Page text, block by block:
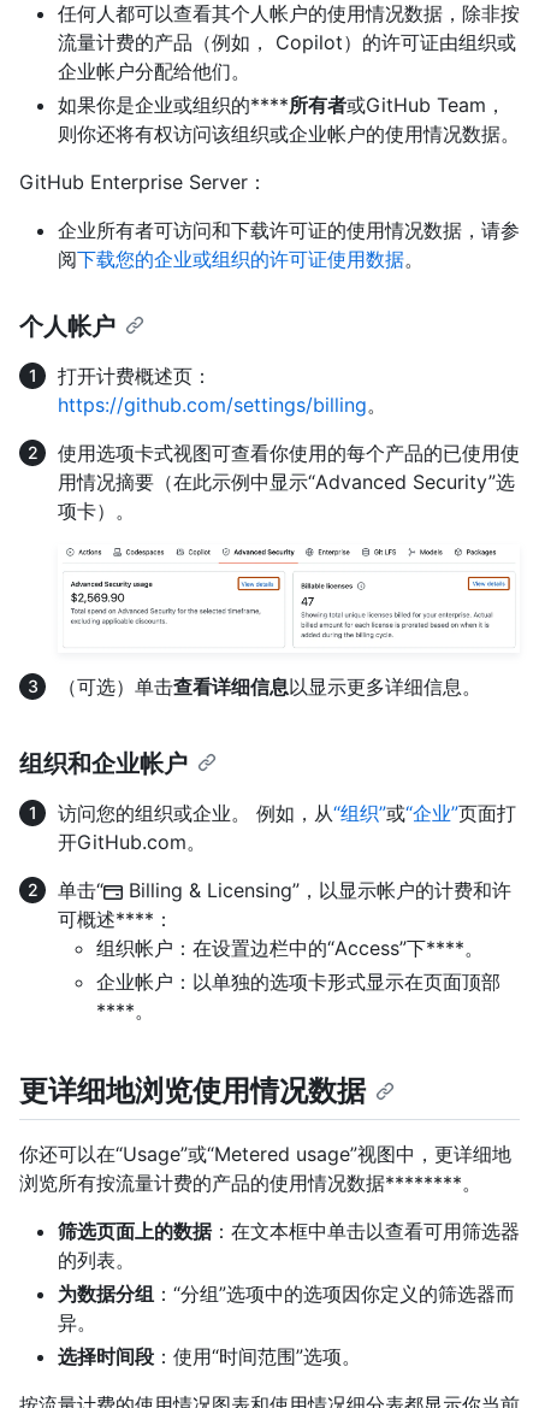
任何人都可以查看其个人帐户的使用情况数据，除非按
流量计费的产品（例如， Copilot）的许可证由组织或
企业帐户分配给他们。
如果你是企业或组织的****所有者或GitHub Team，
则你还将有权访问该组织或企业帐户的使用情况数据。
GitHub Enterprise Server：
企业所有者可访问和下载许可证的使用情况数据，请参
阅下载您的企业或组织的许可证使用数据。
个人帐户
打开计费概述页：
https://github.com/settings/billing。
使用选项卡式视图可查看你使用的每个产品的已使用使
用情况摘要（在此示例中显示“Advanced Security”选
项卡）。
（可选）单击查看详细信息以显示更多详细信息。
组织和企业帐户
访问您的组织或企业。 例如，从“组织”或“企业”页面打
开GitHub.com。
单击“
Billing & Licensing”，以显示帐户的计费和许
可概述****：
组织帐户：在设置边栏中的“Access”下****。
企业帐户：以单独的选项卡形式显示在页面顶部
****。
更详细地浏览使用情况数据
你还可以在“Usage”或“Metered usage”视图中，更详细地
浏览所有按流量计费的产品的使用情况数据********。
筛选页面上的数据：在文本框中单击以查看可用筛选器
的列表。
为数据分组 ：“分组”选项中的选项因你定义的筛选器而
异。
选择时间段 ：使用“时间范围”选项。